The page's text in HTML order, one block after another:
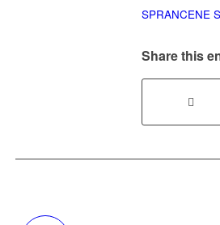
SPRANCENE
Share this